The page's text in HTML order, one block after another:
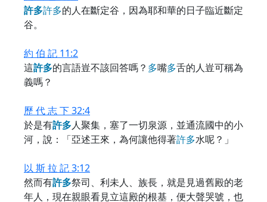
許多許多的人在斷定谷，因為耶和華的日子臨近斷定
谷。
約 伯 記 11:2
這許多的言語豈不該回答嗎？ 多嘴多舌的人豈可稱為
義嗎？
歷 代 志 下 32:4
於是有許多人聚集，塞了一切泉源，並通流國中的小
河，說：「亞述王來，為何讓他得著許多水呢？」
以 斯 拉 記 3:12
然而有許多祭司、利未人、族長，就是見過舊殿的老
年人，現在親眼看見立這殿的根基，便大聲哭號，也